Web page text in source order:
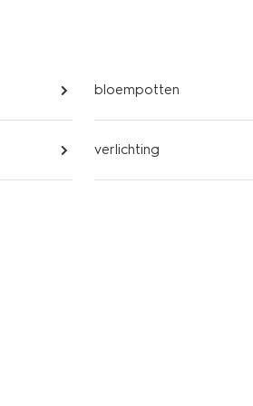
bloempotten
verlichting